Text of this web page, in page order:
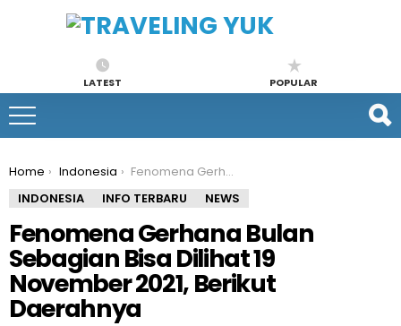
LATEST POPULAR
You are here:
Home Indonesia
Fenomena Gerhana Bulan Sebagian Bisa Dilihat 19 November 2021, Berikut Daerahnya
INDONESIA
INFO TERBARU NEWS
Fenomena Gerhana Bulan
Sebagian Bisa Dilihat 19
November 2021, Berikut
Daerahnya